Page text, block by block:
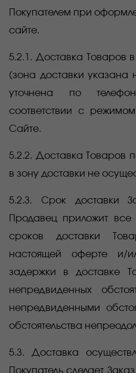
Покупателем при
сайте.
5.2.1. Доставка Товаров
(зона доставки указана
уточнена по
соответствии с
Сайте.
5.2.2. Доставка Товаров
в зону доставки не
5.2.3. Срок доставки
Продавец приложит
сроков доставки
настоящей оферте
задержки в доставке
непредвиденных
непредвиденными
обстоятельства
5.3. Доставка
Покупатель сделает